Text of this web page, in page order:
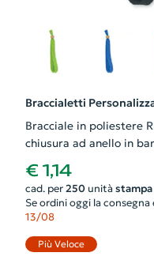
Braccialetti
Bracciale in poliestere
chiusura ad anello in
€ 1,14
cad. per 250unità
Se ordini oggi la consegna
13/08
Più Veloce